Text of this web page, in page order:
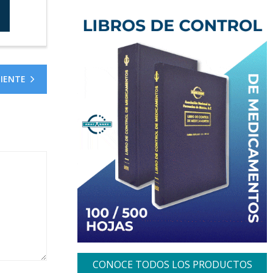
CONOCE TODOS LOS PRODUCTOS